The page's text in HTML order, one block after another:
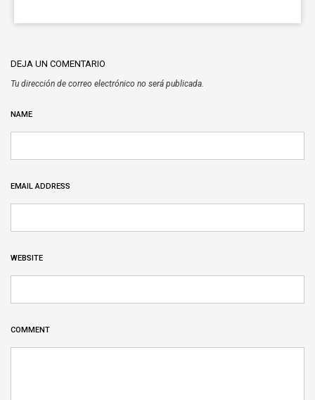
DEJA UN COMENTARIO
Tu dirección de correo electrónico no será publicada.
NAME
EMAIL ADDRESS
WEBSITE
COMMENT